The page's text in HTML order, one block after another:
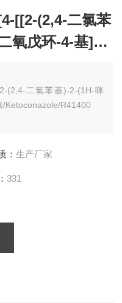
[[2-(2,4-二氯苯
氧戊环-4-基]甲
(2,4-二氯苯基)-2-(1H-咪
Ketoconazole/R41400
： 生产厂家
331